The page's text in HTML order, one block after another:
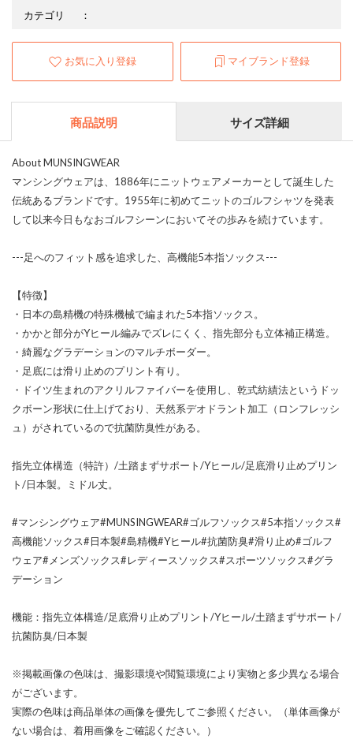
カテゴリ
：
お気に入り登録 マイブランド登録
商品説明 サイズ詳細
About MUNSINGWEAR
マンシングウェアは、1886年にニットウェアメーカーとして誕生した
伝統あるブランドです。1955年に初めてニットのゴルフシャツを発表
して以来今日もなおゴルフシーンにおいてその歩みを続けています。
---足へのフィット感を追求した、高機能5本指ソックス---
【特徴】
・日本の島精機の特殊機械で編まれた5本指ソックス。
・かかと部分がYヒール編みでズレにくく、指先部分も立体補正構造。
・綺麗なグラデーションのマルチボーダー。
・足底には滑り止めのプリント有り。
・ドイツ生まれのアクリルファイバーを使用し、乾式紡績法というドッ
クボーン形状に仕上げており、天然系デオドラント加工（ロンフレッシ
ュ）がされているので抗菌防臭性がある。
指先立体構造（特許）/土踏まずサポート/Yヒール/足底滑り止めプリン
ト/日本製。ミドル丈。
#マンシングウェア#MUNSINGWEAR#ゴルフソックス#5本指ソックス#
高機能ソックス#日本製#島精機#Yヒール#抗菌防臭#滑り止め#ゴルフ
ウェア#メンズソックス#レディースソックス#スポーツソックス#グラ
デーション
機能：指先立体構造/足底滑り止めプリント/Yヒール/土踏まずサポート/
抗菌防臭/日本製
※掲載画像の色味は、撮影環境や閲覧環境により実物と多少異なる場合
がございます。
実際の色味は商品単体の画像を優先してご参照ください。（単体画像が
ない場合は、着用画像をご確認ください。）